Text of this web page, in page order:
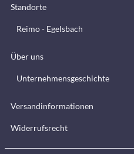
Standorte
Reimo - Egelsbach
Über uns
Unternehmensgeschichte
Versandinformationen
Widerrufsrecht